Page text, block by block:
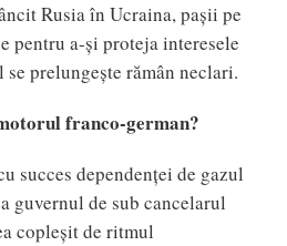
Rusia în Ucraina, pașii pe
pentru a-și proteja interesele
prelungește rămân neclari.
franco-german?
succes dependenței de gazul
guvernul de sub cancelarul
copleșit de ritmul